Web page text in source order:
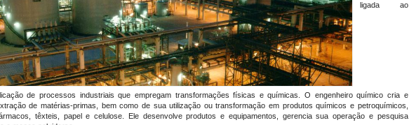
ligada ao
de processos industriais que empregam transformações físicas e químicas. O engenheiro químico cria e
de matérias-primas, bem como de sua utilização ou transformação em produtos químicos e petroquímicos,
têxteis, papel e celulose. Ele desenvolve produtos e equipamentos, gerencia sua operação e pesquisa